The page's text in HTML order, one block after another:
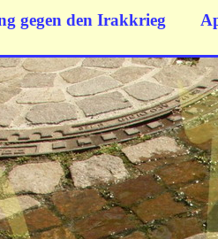
gegen den Irakkrieg